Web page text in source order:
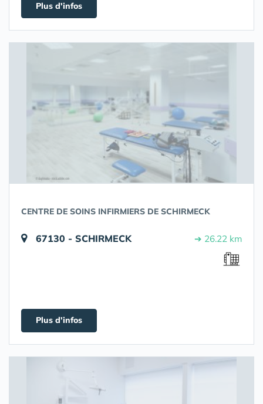
Plus d'infos
CENTRE DE SOINS INFIRMIERS DE SCHIRMECK
67130 - SCHIRMECK ➔ 26.22 km
Plus d'infos